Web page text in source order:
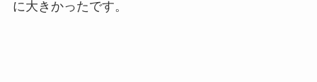
に大きかったです。